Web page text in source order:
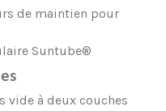
de maintien pour
Suntube®
vide à deux couches